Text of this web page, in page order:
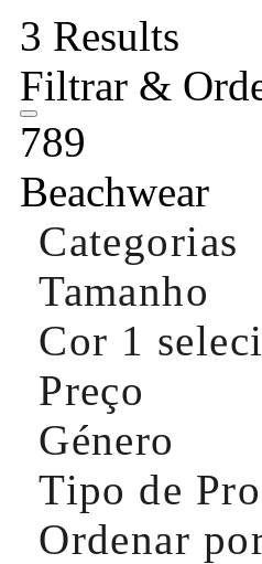
3 Results
Filtrar &
789
Beachwear
Categorias
Tamanho
Cor 1
Preço
Género
Tipo de
Ordenar